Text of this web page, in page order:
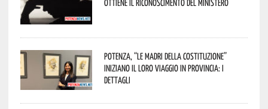
ottiene il riconoscimento del Ministero
Potenza, “Le Madri della Costituzione”
iniziano il loro viaggio in provincia: i
dettagli